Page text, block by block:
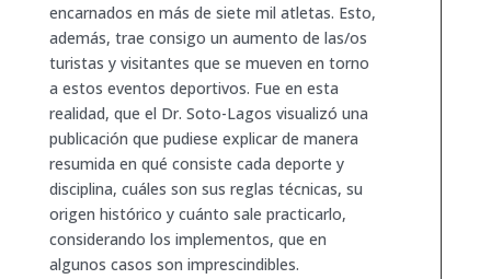
encarnados en más de siete mil atletas. Esto,
además, trae consigo un aumento de las/os
turistas y visitantes que se mueven en torno
a estos eventos deportivos. Fue en esta
realidad, que el Dr. Soto-Lagos visualizó una
publicación que pudiese explicar de manera
resumida en qué consiste cada deporte y
disciplina, cuáles son sus reglas técnicas, su
origen histórico y cuánto sale practicarlo,
considerando los implementos, que en
algunos casos son imprescindibles.